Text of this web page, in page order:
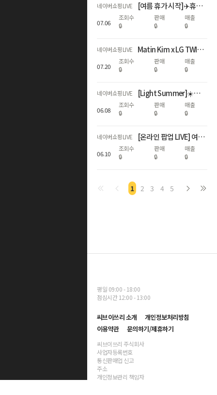
네이버쇼핑LIVE [여름 휴가 시작]✈️휴가 짐은 이걸로 끝! 🧳코르딕스 캐리어
07.06
조회수
🔒
판매
🔒
매출
🔒
네이버쇼핑LIVE Matin Kim x LG TWINS 콜라보 라이브
07.20
조회수
🔒
판매
🔒
매출
🔒
네이버쇼핑LIVE [Light Summer]☀️가벼운 여름여행 시작⛱️코르딕스 캐리어
06.08
조회수
🔒
판매
🔒
매출
🔒
네이버쇼핑LIVE [온라인 팝업 LIVE] 여름에도 쾌적하고 편안한 르무통 하루 혜택!
06.10
조회수
🔒
판매
🔒
매출
🔒
1 2 3 4 5
평일 09:00 - 18:00
점심시간 12:00 - 13:00
씨브이쓰리 소개
개인정보처리방침
이용약관
문의하기/제휴하기
씨브이쓰리 주식회사
사업자등록번호
통신판매업 신고
주소
개인정보관리 책임자